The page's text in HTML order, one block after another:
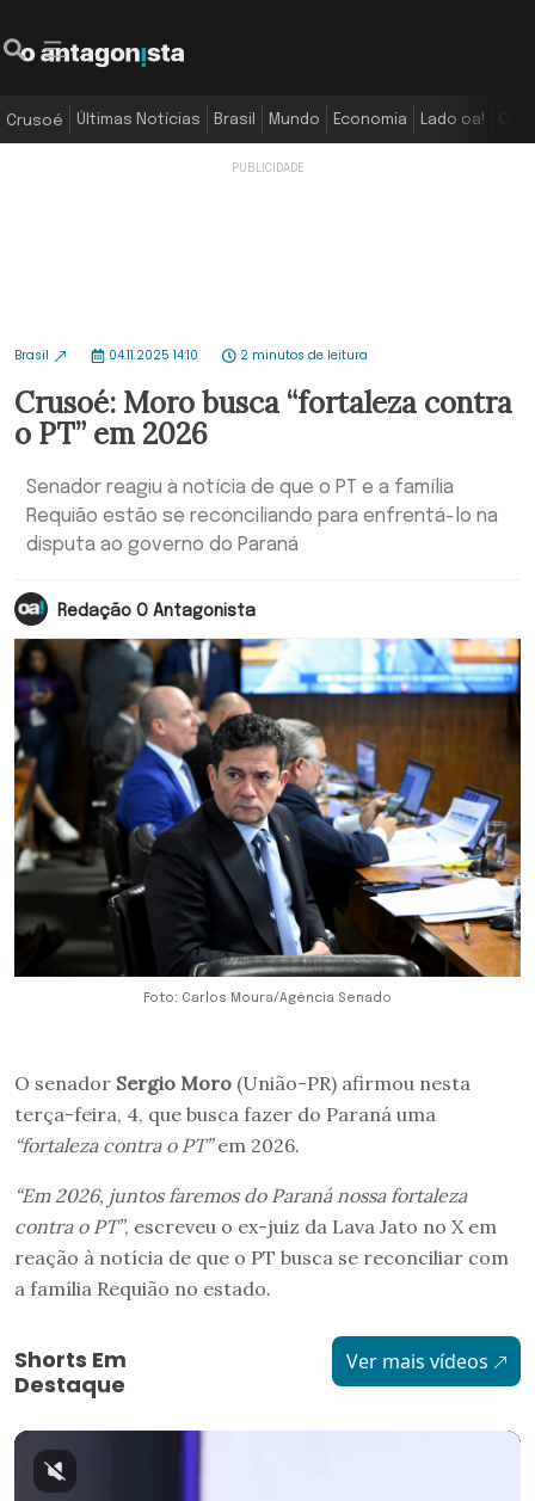
Crusoé Últimas Notícias Brasil Mundo Economia Lado oa!
Brasil 04.11.2025 14:10 2 minutos de leitura
Crusoé: Moro busca “fortaleza contra
o PT” em 2026
Senador reagiu à notícia de que o PT e a família
Requião estão se reconciliando para enfrentá-lo na
disputa ao governo do Paraná
Redação O Antagonista
Foto: Carlos Moura/Agência Senado
O senador Sergio Moro (União-PR) afirmou nesta
terça-feira, 4, que busca fazer do Paraná uma
“fortaleza contra o PT”em 2026.
“Em 2026, juntos faremos do Paraná nossa fortaleza
contra o PT”, escreveu o ex-juiz da Lava Jato no X em
reação à notícia de que o PT busca se reconciliar com
a família Requião no estado.
Shorts Em
Destaque
Ver mais vídeos